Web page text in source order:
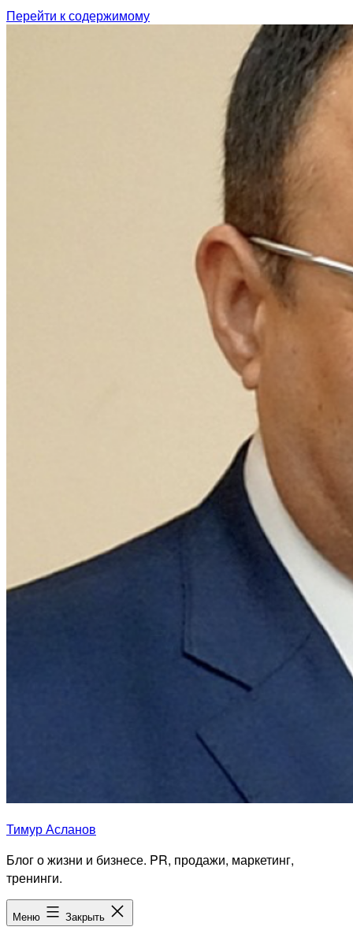
Перейти к содержимому
Тимур Асланов
Блог о жизни и бизнесе. PR, продажи, маркетинг,
тренинги.
Меню Закрыть